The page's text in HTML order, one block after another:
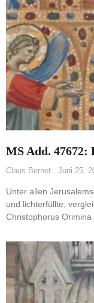
MS Add. 47672:
Claus Bernet Juni 25,
Unter allen
und lichterfüllte,
Christophorus Orimina